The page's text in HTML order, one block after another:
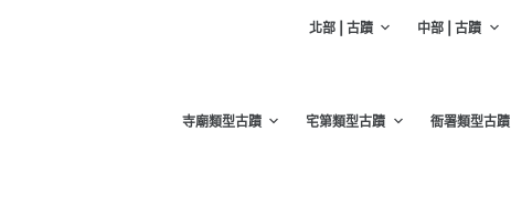
北部 | 古蹟 中部 | 古蹟
寺廟類型古蹟 宅第類型古蹟 衙署類型古蹟